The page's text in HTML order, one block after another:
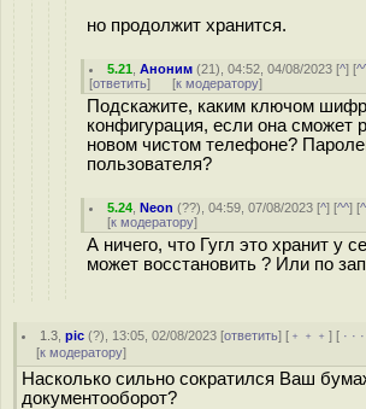
но продолжит хранится.
5.21 ,Аноним (21), 04:52, 04/08/2023 [^] [
[ответить] [к модератору]
Подскажите, каким ключом
конфигурация, если она сможет
новом чистом телефоне?
пользователя?
5.24 ,Neon (??), 04:59, 07/08/2023 [^] [^^] [
[к модератору]
А ничего, что Гугл это хранит у
может восстановить ? Или по
1.3 ,pic (?), 13:05, 02/08/2023 [ответить] [ ﹢﹢﹢] [ · ·
[к модератору]
Насколько сильно сократился Ваш
документооборот?